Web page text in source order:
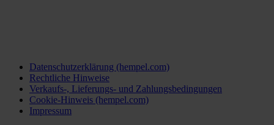
Datenschutzerklärung (hempel.com)
Rechtliche Hinweise
Verkaufs-, Lieferungs- und Zahlungsbedingungen
Cookie-Hinweis (hempel.com)
Impressum